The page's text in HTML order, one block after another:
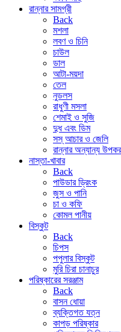
রান্নার সামগ্রী
Back
মশলা
লবণ ও চিনি
চাউল
ডাল
আটা-ময়দা
তেল
নুডলস
রাধুণী মসলা
শেমাই ও সুজি
দুধ এবং ডিম
সস্ আচার ও জেলি
রান্নার অন্যান্য
নাস্তা-খাবার
Back
পাউডার ড্রিংক
জুস ও পানি
চা ও কফি
কোমল পানীয়
বিস্কুট
Back
চিপস
পপুলার বিস্কুট
মুরি চিরা চানাচুর
পরিষ্কারের সরঞ্জাম
Back
বাসন ধোয়া
ব্যক্তিগত যত্ন
কাপড় পরিষ্কার